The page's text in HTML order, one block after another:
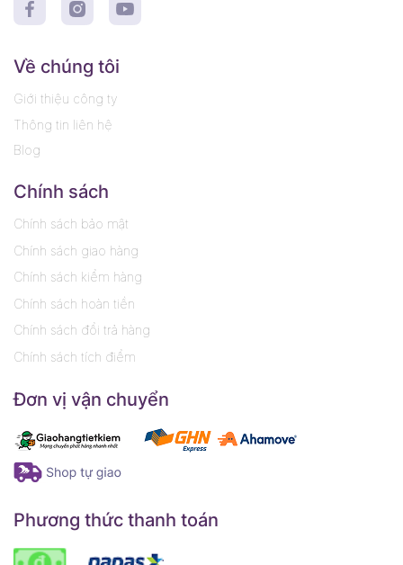
Về chúng tôi
Giới thiệu công ty
Thông tin liên hệ
Blog
Chính sách
Chính sách bảo mật
Chính sách giao hàng
Chính sách kiểm hàng
Chính sách hoàn tiền
Chính sách đổi trả hàng
Chính sách tích điểm
Đơn vị vận chuyển
Phương thức thanh toán